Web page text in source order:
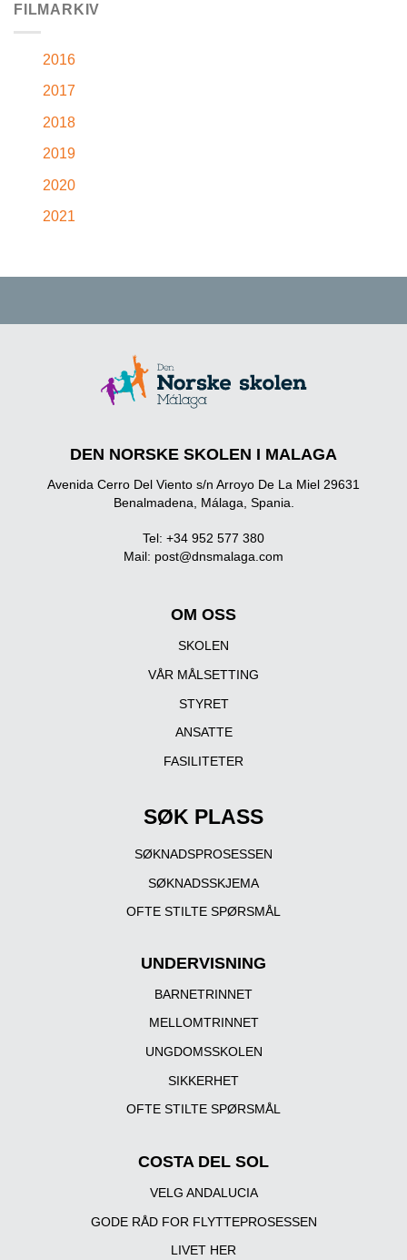
FILMARKIV
2016
2017
2018
2019
2020
2021
DEN NORSKE SKOLEN I MALAGA
Avenida Cerro Del Viento s/n Arroyo De La Miel 29631
Benalmadena, Málaga, Spania.
Tel: +34 952 577 380
Mail: post@dnsmalaga.com
OM OSS
SKOLEN
VÅR MÅLSETTING
STYRET
ANSATTE
FASILITETER
SØK PLASS
SØKNADSPROSESSEN
SØKNADSSKJEMA
OFTE STILTE SPØRSMÅL
UNDERVISNING
BARNETRINNET
MELLOMTRINNET
UNGDOMSSKOLEN
SIKKERHET
OFTE STILTE SPØRSMÅL
COSTA DEL SOL
VELG ANDALUCIA
GODE RÅD FOR FLYTTEPROSESSEN
LIVET HER